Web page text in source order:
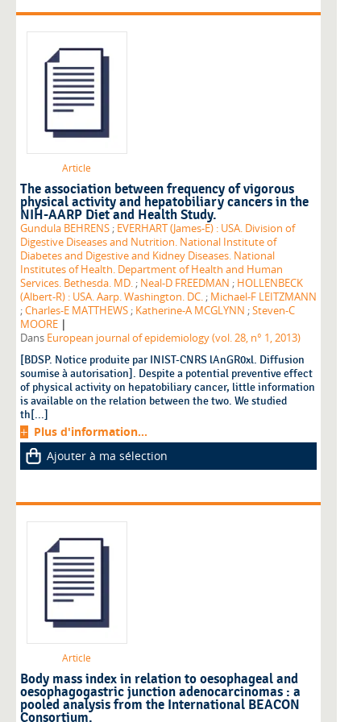
Article
The association between frequency of vigorous
physical activity and hepatobiliary cancers in the
NIH-AARP Diet and Health Study.
Gundula BEHRENS ; EVERHART (James-E) : USA. Division of
Digestive Diseases and Nutrition. National Institute of
Diabetes and Digestive and Kidney Diseases. National
Institutes of Health. Department of Health and Human
Services. Bethesda. MD. ; Neal-D FREEDMAN ; HOLLENBECK
(Albert-R) : USA. Aarp. Washington. DC. ; Michael-F LEITZMANN
;Charles-E MATTHEWS ; Katherine-A MCGLYNN ;Steven-C
MOORE |
Dans European journal of epidemiology (vol. 28, n° 1, 2013)
[BDSP. Notice produite par INIST-CNRS lAnGR0xl. Diffusion
soumise à autorisation]. Despite a potential preventive effect
of physical activity on hepatobiliary cancer, little information
is available on the relation between the two. We studied
th[...]
Plus d'information...
Ajouter à ma sélection
Article
Body mass index in relation to oesophageal and
oesophagogastric junction adenocarcinomas : a
pooled analysis from the International BEACON
Consortium.